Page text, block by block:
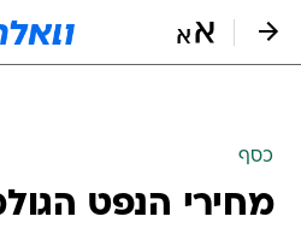
כסף